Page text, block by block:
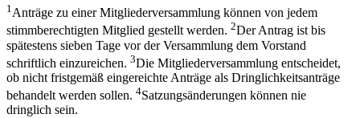
1Anträge zu einer Mitgliederversammlung können von jedem
stimmberechtigten Mitglied gestellt werden. 2Der Antrag ist bis
spätestens sieben Tage vor der Versammlung dem Vorstand
schriftlich einzureichen. 3Die Mitgliederversammlung entscheidet,
ob nicht fristgemäß eingereichte Anträge als Dringlichkeitsanträge
behandelt werden sollen. 4Satzungsänderungen können nie
dringlich sein.